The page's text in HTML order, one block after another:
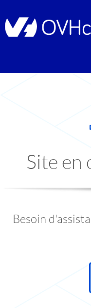
Site en
Besoin